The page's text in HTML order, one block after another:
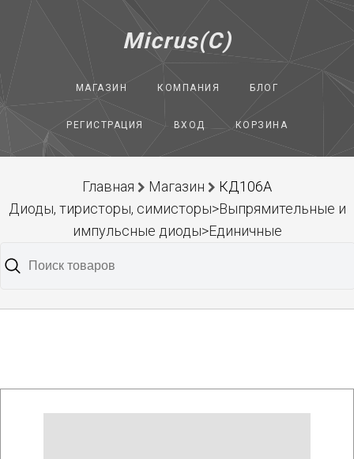
Micrus(C)
МАГАЗИН КОМПАНИЯ БЛОГ
РЕГИСТРАЦИЯ ВХОД КОРЗИНА
Главная Магазин
КД106А
Диоды, тиристоры, симисторы>Выпрямительные и
импульсные диоды>Единичные